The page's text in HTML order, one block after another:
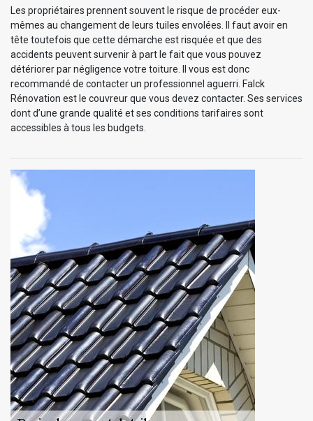
Les propriétaires prennent souvent le risque de procéder eux-
mêmes au changement de leurs tuiles envolées. Il faut avoir en
tête toutefois que cette démarche est risquée et que des
accidents peuvent survenir à part le fait que vous pouvez
détériorer par négligence votre toiture. Il vous est donc
recommandé de contacter un professionnel aguerri. Falck
Rénovation est le couvreur que vous devez contacter. Ses services
dont d’une grande qualité et ses conditions tarifaires sont
accessibles à tous les budgets.